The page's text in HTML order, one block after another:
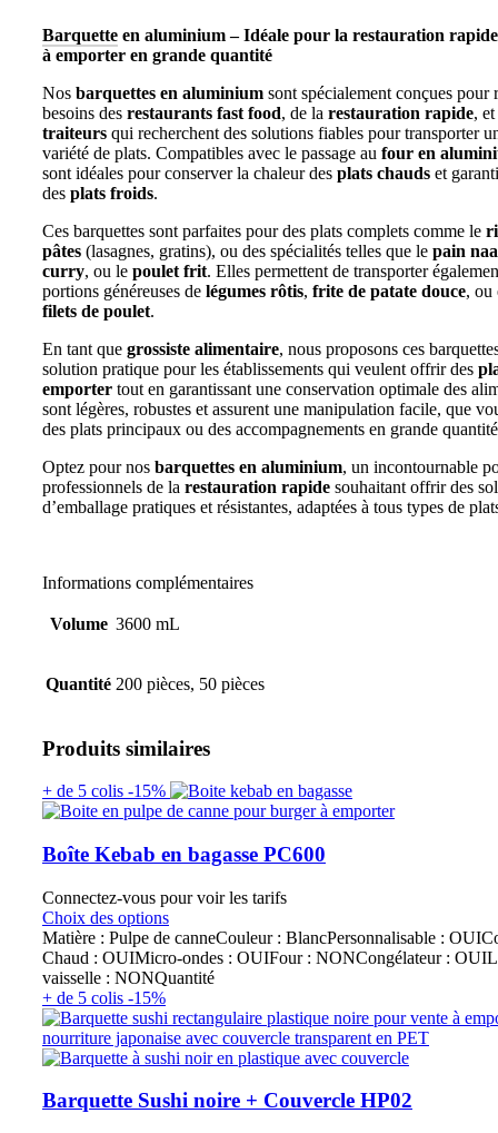
Barquette en aluminium – Idéale pour la restauration rapide
à emporter en grande quantité
Nos barquettes en aluminium sont spécialement conçues pour
besoins des restaurants fast food, de la restauration rapide,
traiteurs qui recherchent des solutions fiables pour transporter
variété de plats. Compatibles avec le passage au four en
sont idéales pour conserver la chaleur des plats chauds et
des plats froids.
Ces barquettes sont parfaites pour des plats complets comme le
pâtes (lasagnes, gratins), ou des spécialités telles que le pain
curry, ou le poulet frit. Elles permettent de transporter
portions généreuses de légumes rôtis, frite de patate douce, ou
filets de poulet.
En tant que grossiste alimentaire, nous proposons ces
solution pratique pour les établissements qui veulent offrir des
emporter tout en garantissant une conservation optimale des
sont légères, robustes et assurent une manipulation facile, que
des plats principaux ou des accompagnements en grande
Optez pour nos barquettes en aluminium, un incontournable
professionnels de la restauration rapide souhaitant offrir des
d’emballage pratiques et résistantes, adaptées à tous types de
Informations complémentaires
Volume 3600 mL
Quantité 200 pièces, 50 pièces
Produits similaires
+ de 5 colis -15%
Boîte Kebab en bagasse PC600
Connectez-vous pour voir les tarifs
Choix des options
Matière : Pulpe de canneCouleur : BlancPersonnalisable :
Chaud : OUIMicro-ondes : OUIFour : NONCongélateur :
vaisselle : NONQuantité
+ de 5 colis -15%
Barquette Sushi noire + Couvercle HP02